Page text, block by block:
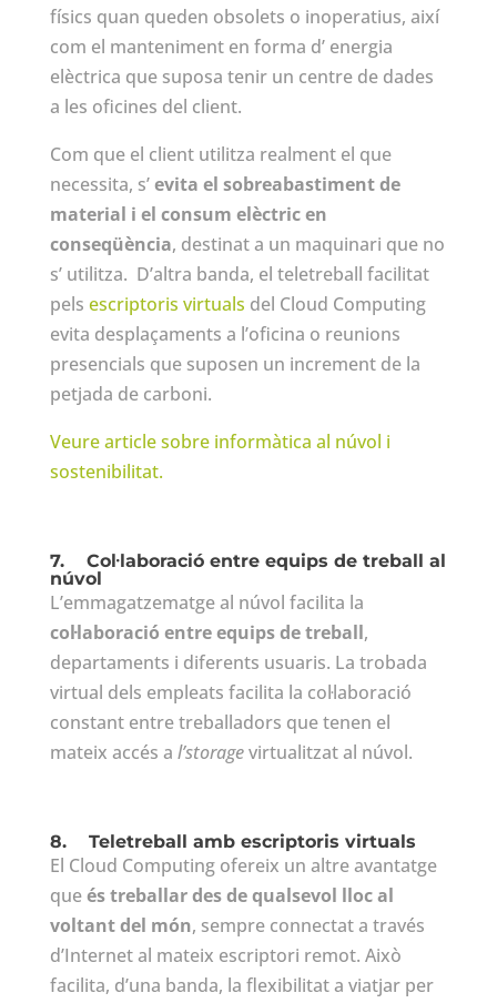
físics quan queden obsolets o inoperatius, així
com el manteniment en forma d’ energia
elèctrica que suposa tenir un centre de dades
a les oficines del client.
Com que el client utilitza realment el que
necessita, s’evita el sobreabastiment de
material i el consum elèctric en
conseqüència, destinat a un maquinari que no
s’ utilitza. D’altra banda, el teletreball facilitat
pels escriptoris virtuals del Cloud Computing
evita desplaçaments a l’oficina o reunions
presencials que suposen un increment de la
petjada de carboni.
Veure article sobre informàtica al núvol i
sostenibilitat.
7. Col·laboració entre equips de treball al
núvol
L’emmagatzematge al núvol facilita la
col·laboració entre equips de treball,
departaments i diferents usuaris. La trobada
virtual dels empleats facilita la col·laboració
constant entre treballadors que tenen el
mateix accés a l’storagevirtualitzat al núvol.
8. Teletreball amb escriptoris virtuals
El Cloud Computing ofereix un altre avantatge
queés treballar des de qualsevol lloc al
voltant del món, sempre connectat a través
d’Internet al mateix escriptori remot. Això
facilita, d’una banda, la flexibilitat a viatjar per